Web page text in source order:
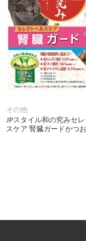
その他
JPスタイル和の究みセ
スケア 腎臓ガードかつ